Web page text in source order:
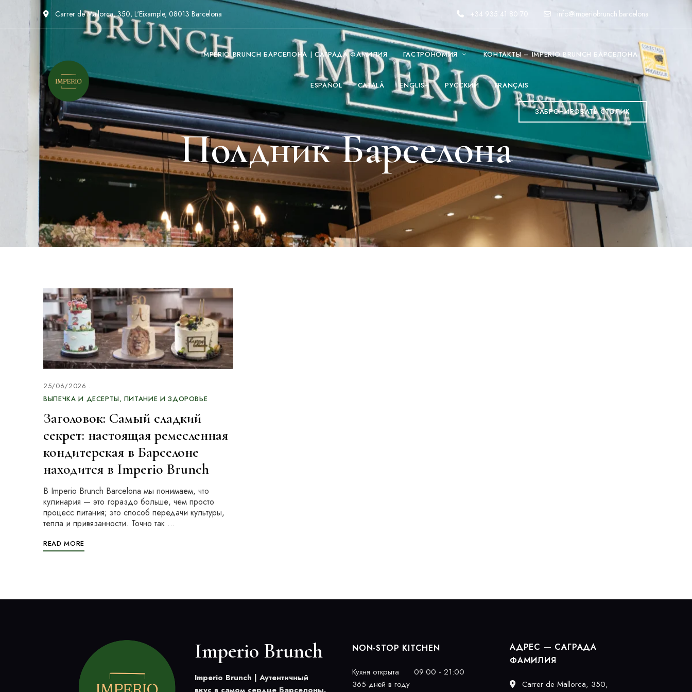
Carrer de Mallorca, 350, L'Eixample, 08013 Barcelona +34 935 41 80 70 info@imperiobrunch.barcelona
IMPERIO BRUNCH БАРСЕЛОНА | САГРАДА ФАМИЛИЯ ГАСТРОНОМИЯ КОНТАКТЫ – IMPERIO BRUNCH БАРСЕЛОНА
ESPAÑOL CATALÀ ENGLISH РУССКИЙ FRANÇAIS
ЗАБРОНИРОВАТЬ СТОЛИК
Полдник Барселона
25/06/2026
ВЫПЕЧКА И ДЕСЕРТЫ ПИТАНИЕ И ЗДОРОВЬЕ
Заголовок: Самый сладкий
секрет: настоящая ремесленная
кондитерская в Барселоне
находится в Imperio Brunch
В Imperio Brunch Barcelona мы понимаем, что
кулинария — это гораздо больше, чем просто
процесс питания; это способ передачи культуры,
тепла и привязанности. Точно так …
READ MORE
Imperio Brunch
Imperio Brunch | Аутентичный
NON-STOP KITCHEN
Кухня открыта
365 дней в году
09:00 - 21:00
АДРЕС — САГРАДА
ФАМИЛИЯ
Carrer de Mallorca, 350,